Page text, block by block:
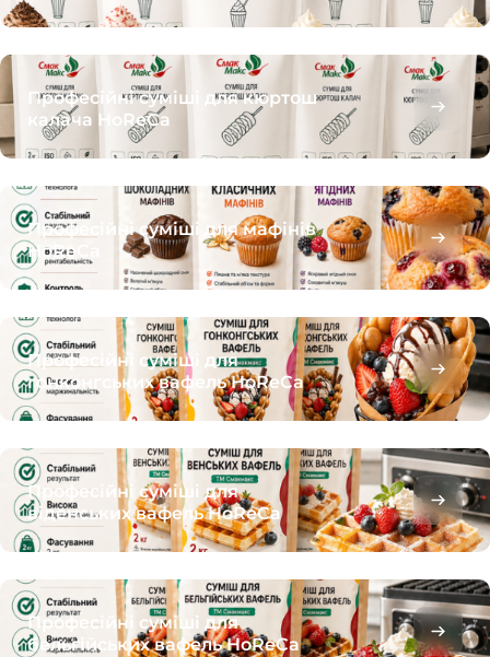
Професійні суміші для кюртош
калача HoReCa
Професійні суміші для мафінів
HoReCa
Професійні суміші для
гонконгських вафель HoReCa
Професійні суміші для
віденських вафель HoReCa
Професійні суміші для
бельгійських вафель HoReCa